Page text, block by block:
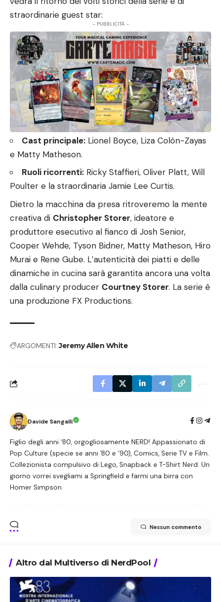
straordinarie guest star:
- PUBBLICITÀ -
Cast principale: Lionel Boyce, Liza Colón-Zayas
e Matty Matheson.
Ruoli ricorrenti: Ricky Staffieri, Oliver Platt, Will
Poulter e la straordinaria Jamie Lee Curtis.
Dietro la macchina da presa ritroveremo la mente
creativa di Christopher Storer, ideatore e
produttore esecutivo al fianco di Josh Senior,
Cooper Wehde, Tyson Bidner, Matty Matheson, Hiro
Murai e Rene Gube. L’autenticità dei piatti e delle
dinamiche in cucina sarà garantita ancora una volta
dalla culinary producer Courtney Storer. La serie è
una produzione FX Productions.
ARGOMENTI: Jeremy Allen White
Davide Sangalli
Figlio degli anni ‘80, orgogliosamente NERD! Appassionato di
Pop Culture (specie se anni ’80 e ’90), Comics, Serie TV e Film.
Collezionista compulsivo di Lego, Snapback e T-Shirt Nerd. Un
giorno vorrei svegliami a Springfield e farmi una birra con
Homer Simpson.
Nessun commento
Altro dal Multiverso di NerdPool